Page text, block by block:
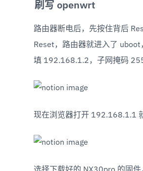
刷写 openwrt
路由器断电后，先按住背后
Reset，路由器就进入了
填 192.168.1.2，子网掩码
现在浏览器打开 192.168.1.1